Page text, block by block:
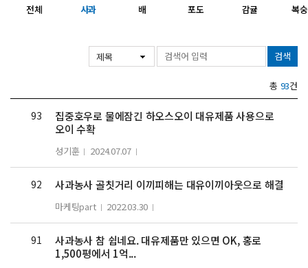
전체 사과 배 포도 감귤 복
검색
총 93건
93
집중호우로 물에잠긴 하오스오이 대유제품 사용으로
오이 수확
성기훈 2024.07.07
92 사과농사 골칫거리 이끼피해는 대유이끼아웃으로 해결
마케팅part 2022.03.30
91
사과농사 참 쉽네요. 대유제품만 있으면 OK, 홍로
1,500평에서 1억...